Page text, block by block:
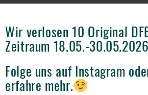
Wir verlosen 10 Original
Zeitraum 18.05.-
Folge uns auf Instagram
erfahre mehr.